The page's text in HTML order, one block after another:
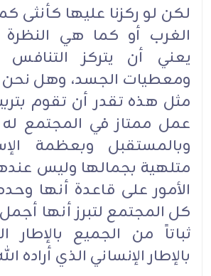
لكن لو ركزنا عليها كأنثى
الغرب أو كما هي النظرة
يعني أن يتركز
ومعطيات الجسد، وهل نحن
مثل هذه تقدر أن تقوم
عمل ممتاز في المجتمع له
وبالمستقبل وبعظمة
متلهية بجمالها وليس
الأمور على قاعدة أنها
كل المجتمع لتبرز أنها
ثباتاً من الجميع بالإطار
بالإطار الإنساني الذي أراده